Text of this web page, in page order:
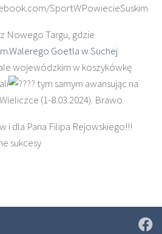
SportWPowiecieSuskim
Nowego Targu, gdzie
Goetla w Suchej
wojewódzkim w koszykówkę
tym samym awansując na
(1-8.03.2024). Brawo
i dla Pana Filipa Rejowskiego!!!
sukcesy